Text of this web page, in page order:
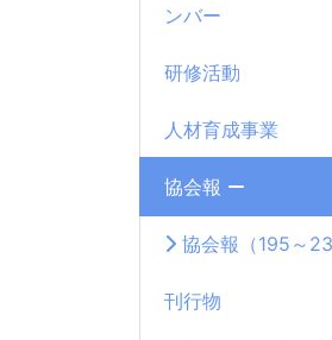
ンバー
研修活動
人材育成事業
協会報
協会報（195～
刊行物